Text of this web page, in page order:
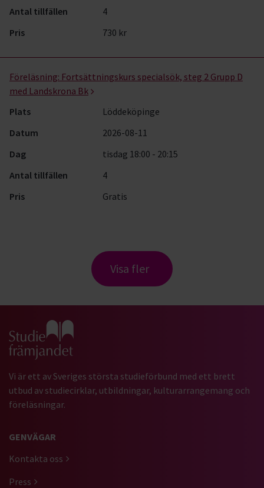
Antal tillfällen
4
Pris
730 kr
Föreläsning: Fortsättningskurs specialsök, steg 2 Grupp D
med Landskrona Bk
Plats
Löddeköpinge
Datum
2026-08-11
Dag
tisdag 18:00 - 20:15
Antal tillfällen
4
Pris
Gratis
Visa fler
Gå till studiefrämjandets startsida
Vi är ett av Sveriges största studieförbund med ett brett
utbud av studiecirklar, utbildningar, kulturarrangemang och
föreläsningar.
GENVÄGAR
Kontakta oss
Press